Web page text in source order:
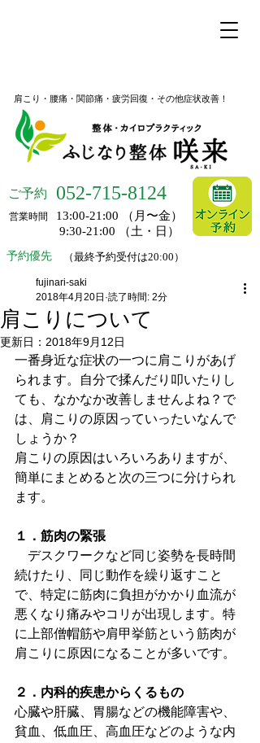
肩こり・腰痛・関節痛・疲労回復・その他症状改善！
ご予約 052-715-8124
営業時間
13:00-21:00 （月〜金）
9:30-21:00 （土・日）
予約優先 （最終予約受付は20:00）
肩こりについて
fujinari-saki
2018年4月20日 読了時間: 2分
更新日： 2018年9月12日
一番身近な症状の一つに肩こりがあげ
られます。自分で揉んだり叩いたりし
ても、なかなか改善しませんよね？で
は、肩こりの原因っていったいなんで
しょうか？
肩こりの原因はいろいろありますが、
簡単にまとめると次の三つに分けられ
ます。
１．筋肉の緊張
デスクワークなど同じ姿勢を長時間
続けたり、同じ動作を繰り返すこと
で、特定に筋肉に負担がかかり血流が
悪くなり痛みやコリが出現します。特
に上部僧帽筋や肩甲挙筋という筋肉が
肩こりに原因になることが多いです。
２．内科的疾患からくるもの
心臓や肝臓、胃腸などの機能障害や、
貧血、低血圧、高血圧などのような内